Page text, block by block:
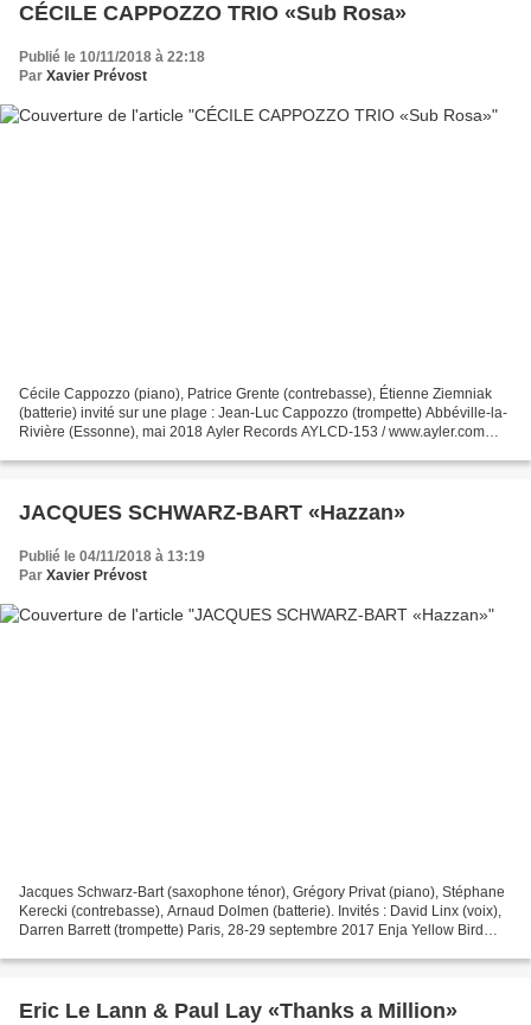
CÉCILE CAPPOZZO TRIO «Sub Rosa»
Publié le 10/11/2018 à 22:18
Par Xavier Prévost
Cécile Cappozzo (piano), Patrice Grente (contrebasse), Étienne Ziemniak
(batterie) invité sur une plage : Jean-Luc Cappozzo (trompette) Abbéville-la-
Rivière (Essonne), mai 2018 Ayler Records AYLCD-153 / www.ayler.com
JACQUES SCHWARZ-BART «Hazzan»
Publié le 04/11/2018 à 13:19
Par Xavier Prévost
Jacques Schwarz-Bart (saxophone ténor), Grégory Privat (piano), Stéphane
Kerecki (contrebasse), Arnaud Dolmen (batterie). Invités : David Linx (voix),
Darren Barrett (trompette) Paris, 28-29 septembre 2017 Enja Yellow Bird
Eric Le Lann & Paul Lay «Thanks a Million»